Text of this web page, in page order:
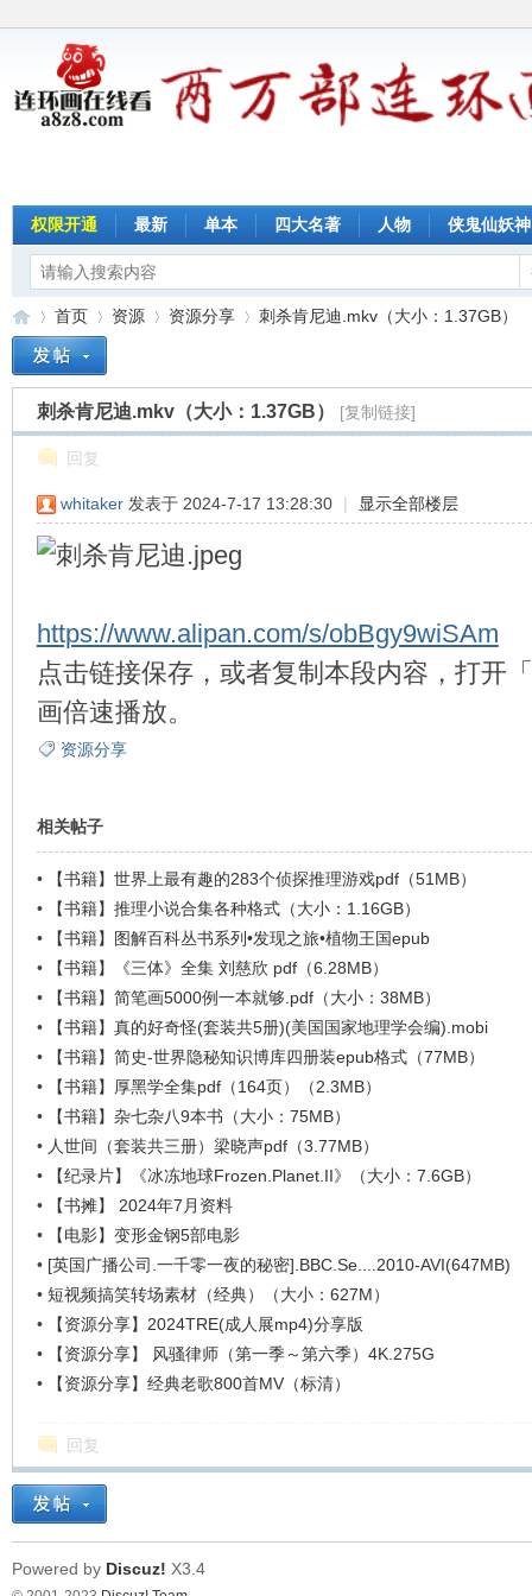
权限开通 最新 单本 四大名著 人物 侠鬼仙妖神
»
首页
›
资源
›
资源分享
›
刺杀肯尼迪.mkv（大小：1.37GB）
刺杀肯尼迪.mkv（大小：1.37GB） [复制链接]
回复
whitaker 发表于 2024-7-17 13:28:30 | 显示全部楼层
https://www.alipan.com/s/obBgy9wiSAm
点击链接保存，或者复制本段内容，打开
画倍速播放。
资源分享
相关帖子
•
【书籍】世界上最有趣的283个侦探推理游戏pdf（51MB）
•
【书籍】推理小说合集各种格式（大小：1.16GB）
•
【书籍】图解百科丛书系列•发现之旅•植物王国epub
•
【书籍】《三体》全集 刘慈欣 pdf（6.28MB）
•
【书籍】简笔画5000例一本就够.pdf（大小：38MB）
•
【书籍】真的好奇怪(套装共5册)(美国国家地理学会编).mobi
•
【书籍】简史-世界隐秘知识博库四册装epub格式（77MB）
•
【书籍】厚黑学全集pdf（164页）（2.3MB）
•
【书籍】杂七杂八9本书（大小：75MB）
• 人世间（套装共三册）梁晓声pdf（3.77MB）
•
【纪录片】《冰冻地球Frozen.Planet.II》（大小：7.6GB）
•
【书摊】 2024年7月资料
•
【电影】变形金钢5部电影
• [英国广播公司.一千零一夜的秘密].BBC.Se....2010-AVI(647MB)
• 短视频搞笑转场素材（经典）（大小：627M）
•
【资源分享】2024TRE(成人展mp4)分享版
•
【资源分享】 风骚律师（第一季～第六季）4K.275G
•
【资源分享】经典老歌800首MV（标清）
回复
Powered by Discuz! X3.4